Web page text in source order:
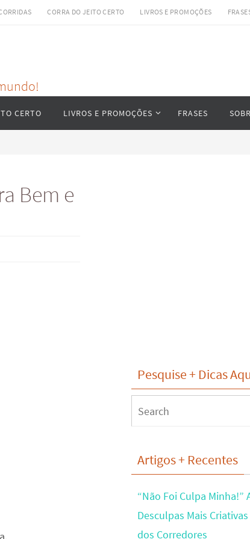
CORRA DO JEITO CERTO LIVROS E PROMOÇÕES
CERTO LIVROS E PROMOÇÕES FRASES
Bem e
Pesquise + Dicas
Artigos + Recentes
“Não Foi Culpa Minha!”
Desculpas Mais
dos Corredores